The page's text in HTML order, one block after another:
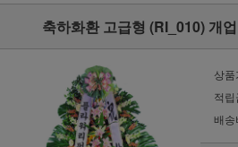
축하화환 고급형 (RI_010) 개
상
적립
배송